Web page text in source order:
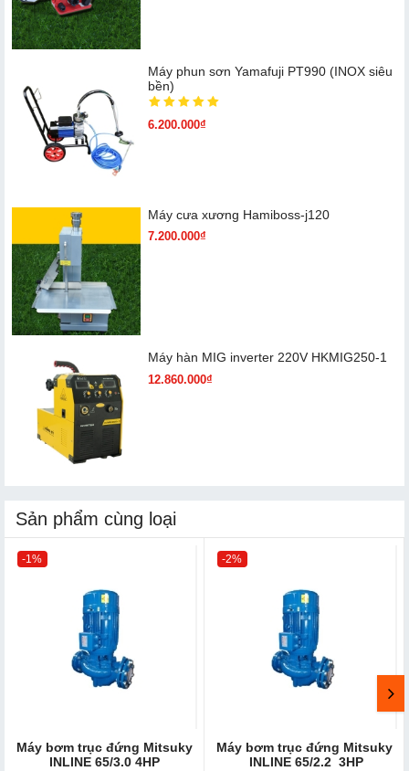
Máy phun sơn Yamafuji PT990 (INOX siêu
bền)
6.200.000₫
Máy cưa xương Hamiboss-j120
7.200.000₫
Máy hàn MIG inverter 220V HKMIG250-1
12.860.000₫
Sản phẩm cùng loại
-1%
Máy bơm trục đứng Mitsuky
INLINE 65/3.0 4HP
-2%
Máy bơm trục đứng Mitsuky
INLINE 65/2.2 3HP